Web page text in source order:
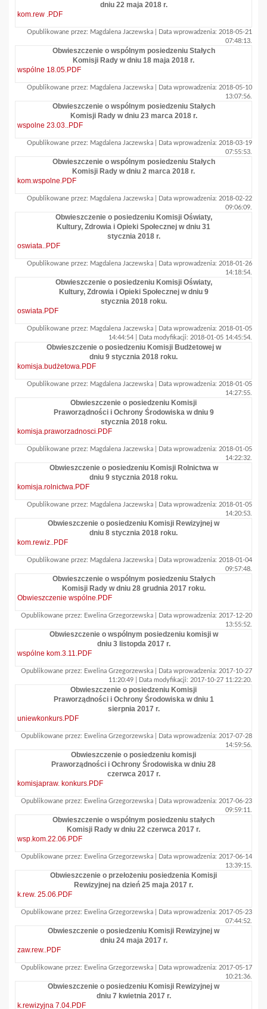
dniu 22 maja 2018 r.
kom.rew .PDF
Opublikowane przez: Magdalena Jaczewska | Data wprowadzenia: 2018-05-21
07:48:13.
Obwieszczenie o wspólnym posiedzeniu Stałych
Komisji Rady w dniu 18 maja 2018 r.
wspólne 18.05.PDF
Opublikowane przez: Magdalena Jaczewska | Data wprowadzenia: 2018-05-10
13:07:56.
Obwieszczenie o wspólnym posiedzeniu Stałych
Komisji Rady w dniu 23 marca 2018 r.
wspolne 23.03..PDF
Opublikowane przez: Magdalena Jaczewska | Data wprowadzenia: 2018-03-19
07:55:53.
Obwieszczenie o wspólnym posiedzeniu Stałych
Komisji Rady w dniu 2 marca 2018 r.
kom.wspolne.PDF
Opublikowane przez: Magdalena Jaczewska | Data wprowadzenia: 2018-02-22
09:06:09.
Obwieszczenie o posiedzeniu Komisji Oświaty,
Kultury, Zdrowia i Opieki Społecznej w dniu 31
stycznia 2018 r.
oswiata..PDF
Opublikowane przez: Magdalena Jaczewska | Data wprowadzenia: 2018-01-26
14:18:54.
Obwieszczenie o posiedzeniu Komisji Oświaty,
Kultury, Zdrowia i Opieki Społecznej w dniu 9
stycznia 2018 roku.
oswiata.PDF
Opublikowane przez: Magdalena Jaczewska | Data wprowadzenia: 2018-01-05
14:44:54 | Data modyfikacji: 2018-01-05 14:45:54.
Obwieszczenie o posiedzeniu Komisji Budżetowej w
dniu 9 stycznia 2018 roku.
komisja.budżetowa.PDF
Opublikowane przez: Magdalena Jaczewska | Data wprowadzenia: 2018-01-05
14:27:55.
Obwieszczenie o posiedzeniu Komisji
Praworządności i Ochrony Środowiska w dniu 9
stycznia 2018 roku.
komisja.praworzadnosci.PDF
Opublikowane przez: Magdalena Jaczewska | Data wprowadzenia: 2018-01-05
14:22:32.
Obwieszczenie o posiedzeniu Komisji Rolnictwa w
dniu 9 stycznia 2018 roku.
komisja.rolnictwa.PDF
Opublikowane przez: Magdalena Jaczewska | Data wprowadzenia: 2018-01-05
14:20:53.
Obwieszczenie o posiedzeniu Komisji Rewizyjnej w
dniu 8 stycznia 2018 roku.
kom.rewiz..PDF
Opublikowane przez: Magdalena Jaczewska | Data wprowadzenia: 2018-01-04
09:57:48.
Obwieszczenie o wspólnym posiedzeniu Stałych
Komisji Rady w dniu 28 grudnia 2017 roku.
Obwieszczenie wspólne.PDF
Opublikowane przez: Ewelina Grzegorzewska | Data wprowadzenia: 2017-12-20
13:55:52.
Obwieszczenie o wspólnym posiedzeniu komisji w
dniu 3 listopda 2017 r.
wspólne kom.3.11.PDF
Opublikowane przez: Ewelina Grzegorzewska | Data wprowadzenia: 2017-10-27
11:20:49 | Data modyfikacji: 2017-10-27 11:22:20.
Obwieszczenie o posiedzeniu Komisji
Praworządności i Ochrony Środowiska w dniu 1
sierpnia 2017 r.
uniewkonkurs.PDF
Opublikowane przez: Ewelina Grzegorzewska | Data wprowadzenia: 2017-07-28
14:59:56.
Obwieszczenie o posiedzeniu komisji
Praworządności i Ochrony Środowiska w dniu 28
czerwca 2017 r.
komisjapraw. konkurs.PDF
Opublikowane przez: Ewelina Grzegorzewska | Data wprowadzenia: 2017-06-23
09:59:11.
Obwieszczenie o wspólnym posiedzeniu stałych
Komisji Rady w dniu 22 czerwca 2017 r.
wsp.kom.22.06.PDF
Opublikowane przez: Ewelina Grzegorzewska | Data wprowadzenia: 2017-06-14
13:39:15.
Obwieszczenie o przełożeniu posiedzenia Komisji
Rewizyjnej na dzień 25 maja 2017 r.
k.rew. 25.06.PDF
Opublikowane przez: Ewelina Grzegorzewska | Data wprowadzenia: 2017-05-23
07:44:52.
Obwieszczenie o posiedzeniu Komisji Rewizyjnej w
dniu 24 maja 2017 r.
zaw.rew..PDF
Opublikowane przez: Ewelina Grzegorzewska | Data wprowadzenia: 2017-05-17
10:21:36.
Obwieszczenie o posiedzeniu Komisji Rewizyjnej w
dniu 7 kwietnia 2017 r.
k.rewizyjna 7.04.PDF